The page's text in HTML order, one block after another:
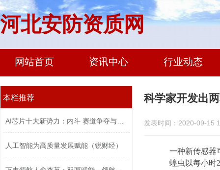
河北安防资质网
网站首页 资讯中心 行业动态
本栏推荐
人工智能为高质量发展赋能（锐财经）
科学家开发出
发表时间：2020-09-15
一种新传感器可
蝗虫以每小时2-